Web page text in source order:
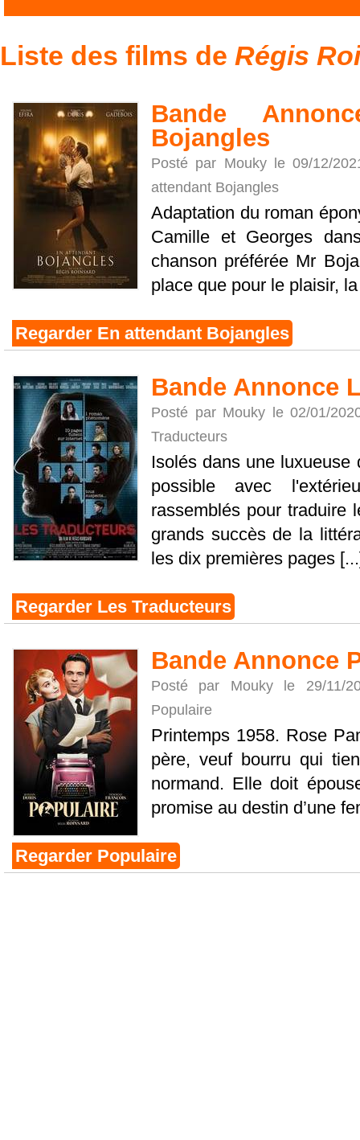
Liste des films de Régis
Bande
Bojangles
Posté par Mouky le 09/12/
attendant Bojangles
Adaptation du roman
Camille et Georges
chanson préférée Mr
place que pour le plaisir,
Regarder En attendant Bojangles
Bande Annonce
Posté par Mouky le 02/01/
Traducteurs
Isolés dans une luxueuse
possible avec
rassemblés pour traduire
grands succès de la
les dix premières pages
Regarder Les Traducteurs
Bande Annonce
Posté par Mouky le 29/11/
Populaire
Printemps 1958. Rose
père, veuf bourru qui
normand. Elle doit
promise au destin d’une
Regarder Populaire